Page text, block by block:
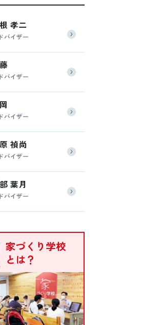
孝二
バイザー
バイザー
バイザー
禎尚
バイザー
葉月
バイザー
家づくり学校
とは？